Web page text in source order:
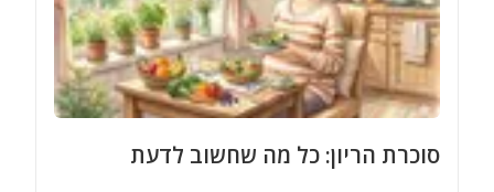
בלוג
דירוגים
מאגר שמות
מחשבונים
סוכרת הריון: כל מה שחשוב לדעת